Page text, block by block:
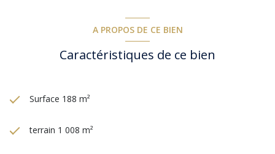
A PROPOS DE CE BIEN
Caractéristiques de ce bien
Surface 188 m²
terrain 1 008 m²